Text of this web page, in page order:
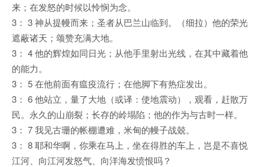
来；在发怒的时候以怜悯为念。
3： 3 神从提幔而来；圣者从巴兰山临到。（细拉）他的荣光
遮蔽诸天；颂赞充满大地。
3： 4 他的辉煌如同日光；从他手里射出光线，在其中藏着他
的能力。
3： 5 在他前面有瘟疫流行；在他脚下有热症发出。
3： 6 他站立，量了大地（或译：使地震动），观看，赶散万
民。永久的山崩裂；长存的岭塌陷；他的作为与古时一样。
3： 7 我见古珊的帐棚遭难，米甸的幔子战兢。
3： 8 耶和华啊，你乘在马上，坐在得胜的车上，岂是不喜悦
江河、向江河发怒气、向洋海发愤恨吗？